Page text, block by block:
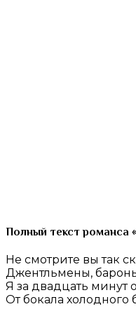
Полный текст романса
Не смотрите вы так
Джентльмены,
Я за двадцать минут
От бокала холодного